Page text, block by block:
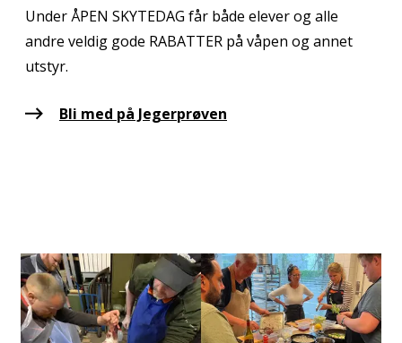
Under ÅPEN SKYTEDAG får både elever og alle
andre veldig gode RABATTER på våpen og annet
utstyr.
Bli med på Jegerprøven